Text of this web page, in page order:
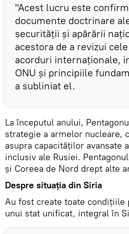
"Acest lucru este
documente doctrinare
securității și apărării
acestora de a revizui
acorduri internaționale,
ONU și principiile
a subliniat el.
La începutul anului,
strategie a armelor nucleare,
asupra capacităților avansate
inclusiv ale Rusiei.
și Coreea de Nord drept alte
Despre situația din Siria
Au fost create toate condițiile
unui stat unificat, integral în